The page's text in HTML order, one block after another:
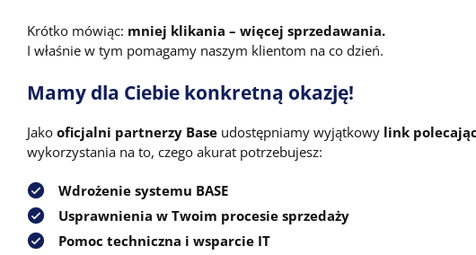
Krótko mówiąc: mniej klikania – więcej sprzedawania.
I właśnie w tym pomagamy naszym klientom na co dzień.
Mamy dla Ciebie konkretną okazję!
Jako oficjalni partnerzy Base udostępniamy wyjątkowy link
wykorzystania na to, czego akurat potrzebujesz:
Wdrożenie systemu BASE
Usprawnienia w Twoim procesie sprzedaży
Pomoc techniczna i wsparcie IT